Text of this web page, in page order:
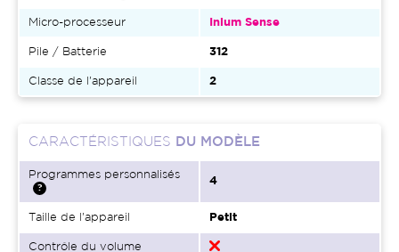
Micro-processeur Inium Sense
Pile / Batterie 312
Classe de l'appareil 2
CARACTÉRISTIQUES DU MODÈLE
Programmes personnalisés
4
Taille de l'appareil Petit
Contrôle du volume